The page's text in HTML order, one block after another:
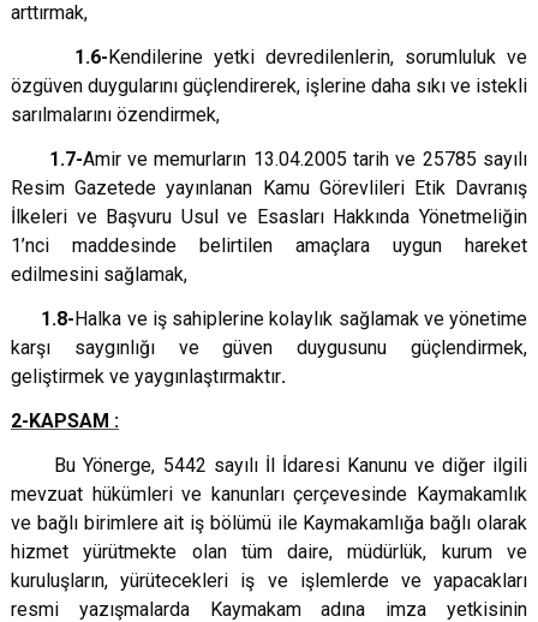
arttırmak,
1.6-Kendilerine yetki devredilenlerin, sorumluluk ve
özgüven duygularını güçlendirerek, işlerine daha sıkı ve istekli
sarılmalarını özendirmek,
1.7-Amir ve memurların 13.04.2005 tarih ve 25785 sayılı
Resim Gazetede yayınlanan Kamu Görevlileri Etik Davranış
İlkeleri ve Başvuru Usul ve Esasları Hakkında Yönetmeliğin
1’nci maddesinde belirtilen amaçlara uygun hareket
edilmesini sağlamak,
1.8-Halka ve iş sahiplerine kolaylık sağlamak ve yönetime
karşı saygınlığı ve güven duygusunu güçlendirmek,
geliştirmek ve yaygınlaştırmaktır.
2-KAPSAM :
Bu Yönerge, 5442 sayılı İl İdaresi Kanunu ve diğer ilgili
mevzuat hükümleri ve kanunları çerçevesinde Kaymakamlık
ve bağlı birimlere ait iş bölümü ile Kaymakamlığa bağlı olarak
hizmet yürütmekte olan tüm daire, müdürlük, kurum ve
kuruluşların, yürütecekleri iş ve işlemlerde ve yapacakları
resmi yazışmalarda Kaymakam adına imza yetkisinin